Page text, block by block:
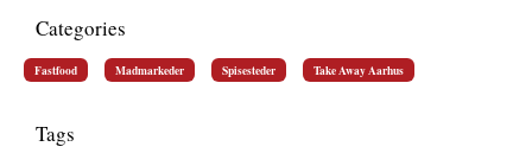
Categories
Fastfood Madmarkeder Spisesteder Take Away Aarhus
Tags